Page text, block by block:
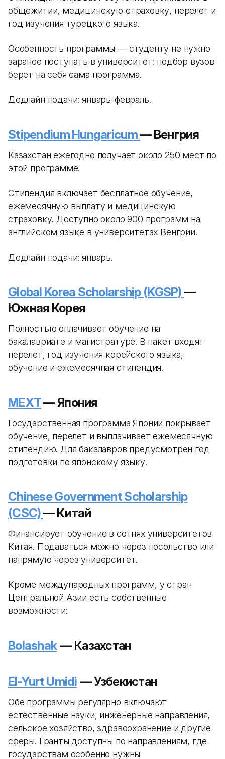
общежитии, медицинскую страховку, перелет и
год изучения турецкого языка.
Особенность программы — студенту не нужно
заранее поступать в университет: подбор вузов
берет на себя сама программа.
Дедлайн подачи: январь-февраль.
Stipendium Hungaricum— Венгрия
Казахстан ежегодно получает около 250 мест по
этой программе.
Стипендия включает бесплатное обучение,
ежемесячную выплату и медицинскую
страховку. Доступно около 900 программ на
английском языке в университетах Венгрии.
Дедлайн подачи: январь.
Global Korea Scholarship (KGSP)—
Южная Корея
Полностью оплачивает обучение на
бакалавриате и магистратуре. В пакет входят
перелет, год изучения корейского языка,
обучение и ежемесячная стипендия.
MEXT— Япония
Государственная программа Японии покрывает
обучение, перелет и выплачивает ежемесячную
стипендию. Для бакалавров предусмотрен год
подготовки по японскому языку.
Chinese Government Scholarship
(CSC)— Китай
Финансирует обучение в сотнях университетов
Китая. Подаваться можно через посольство или
напрямую через университет.
Кроме международных программ, у стран
Центральной Азии есть собственные
возможности:
Bolashak— Казахстан
El-Yurt Umidi — Узбекистан
Обе программы регулярно включают
естественные науки, инженерные направления,
сельское хозяйство, здравоохранение и другие
сферы. Гранты доступны по направлениям, где
государствам особенно нужны